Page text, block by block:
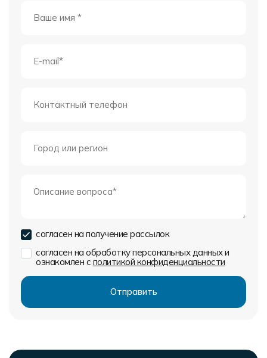
согласен на получение рассылок
согласен на обработку персональных данных и
ознакомлен с политикой конфиденциальности